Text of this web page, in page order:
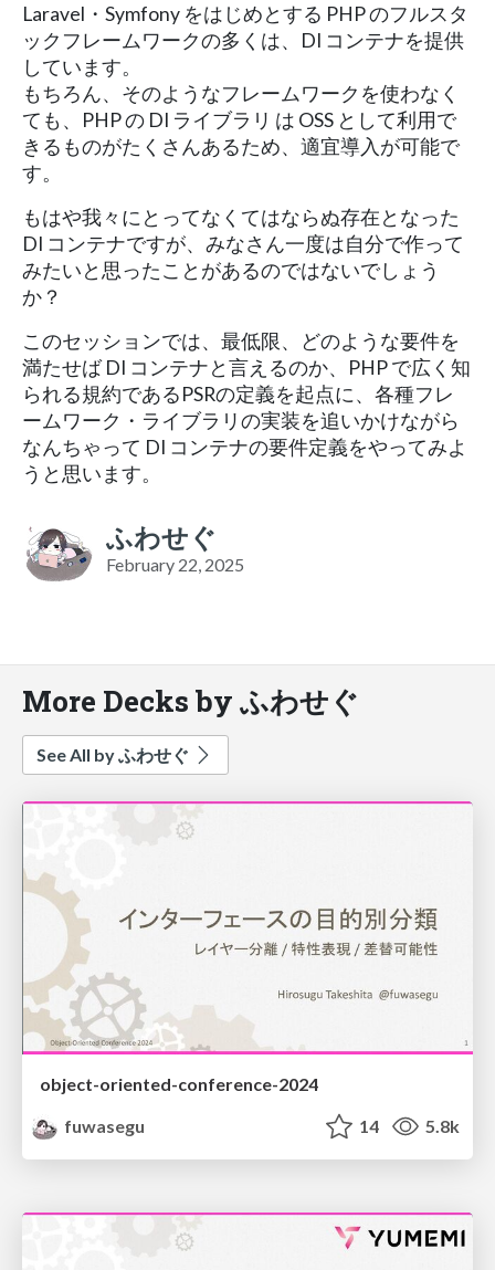
Laravel・Symfony をはじめとする PHP のフルスタ
ックフレームワークの多くは、DI コンテナを提供
しています。
もちろん、そのようなフレームワークを使わなく
ても、PHP の DI ライブラリ は OSS として利用で
きるものがたくさんあるため、適宜導入が可能で
す。
もはや我々にとってなくてはならぬ存在となった
DI コンテナですが、みなさん一度は自分で作って
みたいと思ったことがあるのではないでしょう
か？
このセッションでは、最低限、どのような要件を
満たせば DI コンテナと言えるのか、PHP で広く知
られる規約であるPSRの定義を起点に、各種フレ
ームワーク・ライブラリの実装を追いかけながら
なんちゃって DI コンテナの要件定義をやってみよ
うと思います。
ふわせぐ
February 22, 2025
More Decks by ふわせぐ
See All by ふわせぐ
object-oriented-conference-2024
fuwasegu
14 5.8k